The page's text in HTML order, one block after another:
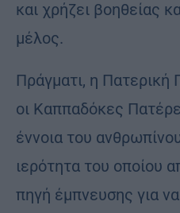
και χρήζει βοηθείας
μέλος.
Πράγματι, η Πατερική
οι Καππαδόκες
έννοια του
ιερότητα του οποίου
πηγή έμπνευσης για